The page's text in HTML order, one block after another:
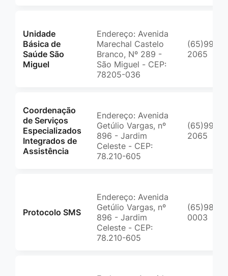
Unidade
Básica de
Saúde São
Miguel
Endereço: Avenida
Marechal Castelo
Branco, Nº 289 -
São Miguel - CEP:
78205-036
2065
Coordenação
de Serviços
Especializados
Integrados de
Assistência
Endereço: Avenida
Getúlio Vargas, nº
896 - Jardim
Celeste - CEP:
78.210-605
2065
Protocolo SMS
Endereço: Avenida
Getúlio Vargas, nº
896 - Jardim
Celeste - CEP:
78.210-605
0003